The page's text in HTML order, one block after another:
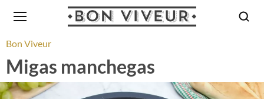
Bon Viveur
Migas manchegas